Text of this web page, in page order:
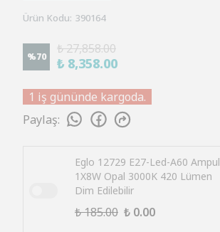
Ürün Kodu: 390164
%70
₺ 27,858.00
₺ 8,358.00
1 iş gününde kargoda.
Paylaş:
Eglo 12729 E27-Led-A60 Ampul
1X8W Opal 3000K 420 Lümen
Dim Edilebilir
₺ 185.00 ₺ 0.00